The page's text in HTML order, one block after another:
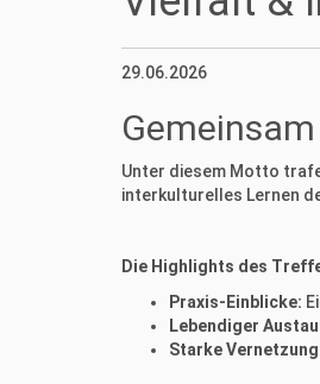
29.06.2026
Unter diesem Motto
interkulturelles Lernen
Die Highlights des
Praxis-Einblicke:
Lebendiger
Starke